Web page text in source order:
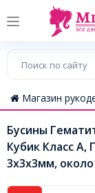
Магазин
Бусины
Кубик Класс А,
3х3х3мм,